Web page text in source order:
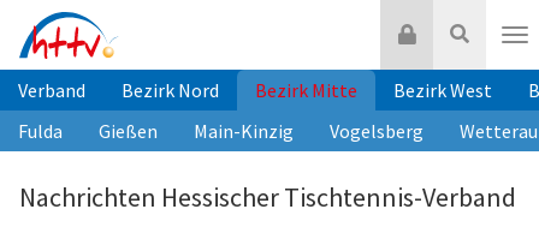
Inhalt
springen
Suche
Login
Verband Bezirk Nord Bezirk Mitte Bezirk West
Fulda
Gießen Main-Kinzig Vogelsberg Wetterau
Nachrichten Hessischer Tischtennis-Verband